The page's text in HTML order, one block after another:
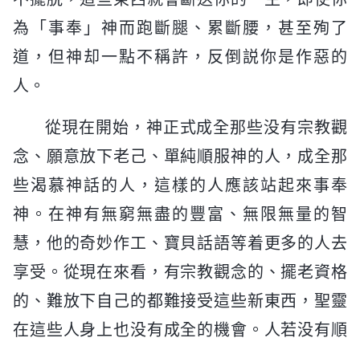
為「事奉」神而跑斷腿、累斷腰，甚至殉了
道，但神却一點不稱許，反倒説你是作惡的
人。
從現在開始，神正式成全那些没有宗教觀
念、願意放下老己、單純順服神的人，成全那
些渴慕神話的人，這樣的人應該站起來事奉
神。在神有無窮無盡的豐富、無限無量的智
慧，他的奇妙作工、寶貝話語等着更多的人去
享受。從現在來看，有宗教觀念的、擺老資格
的、難放下自己的都難接受這些新東西，聖靈
在這些人身上也没有成全的機會。人若没有順